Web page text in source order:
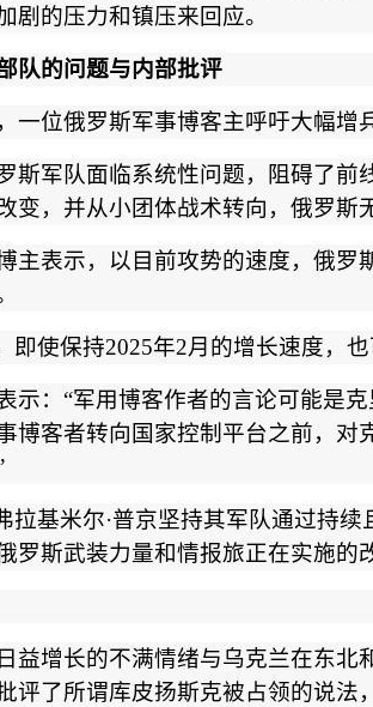
剧的压力和镇压来回应。
队的问题与内部批评
一位俄罗斯军事博客主呼吁大幅增
斯军队面临系统性问题，阻碍了前
变，并从小团体战术转向，俄罗斯
主表示，以目前攻势的速度，俄罗
即使保持2025年2月的增长速度，
示： “军用博客作者的言论可能是
博客者转向国家控制平台之前，对
拉基米尔·普京坚持其军队通过持续
罗斯武装力量和情报旅正在实施的
益增长的不满情绪与乌克兰在东北
评了所谓库皮扬斯克被占领的说法